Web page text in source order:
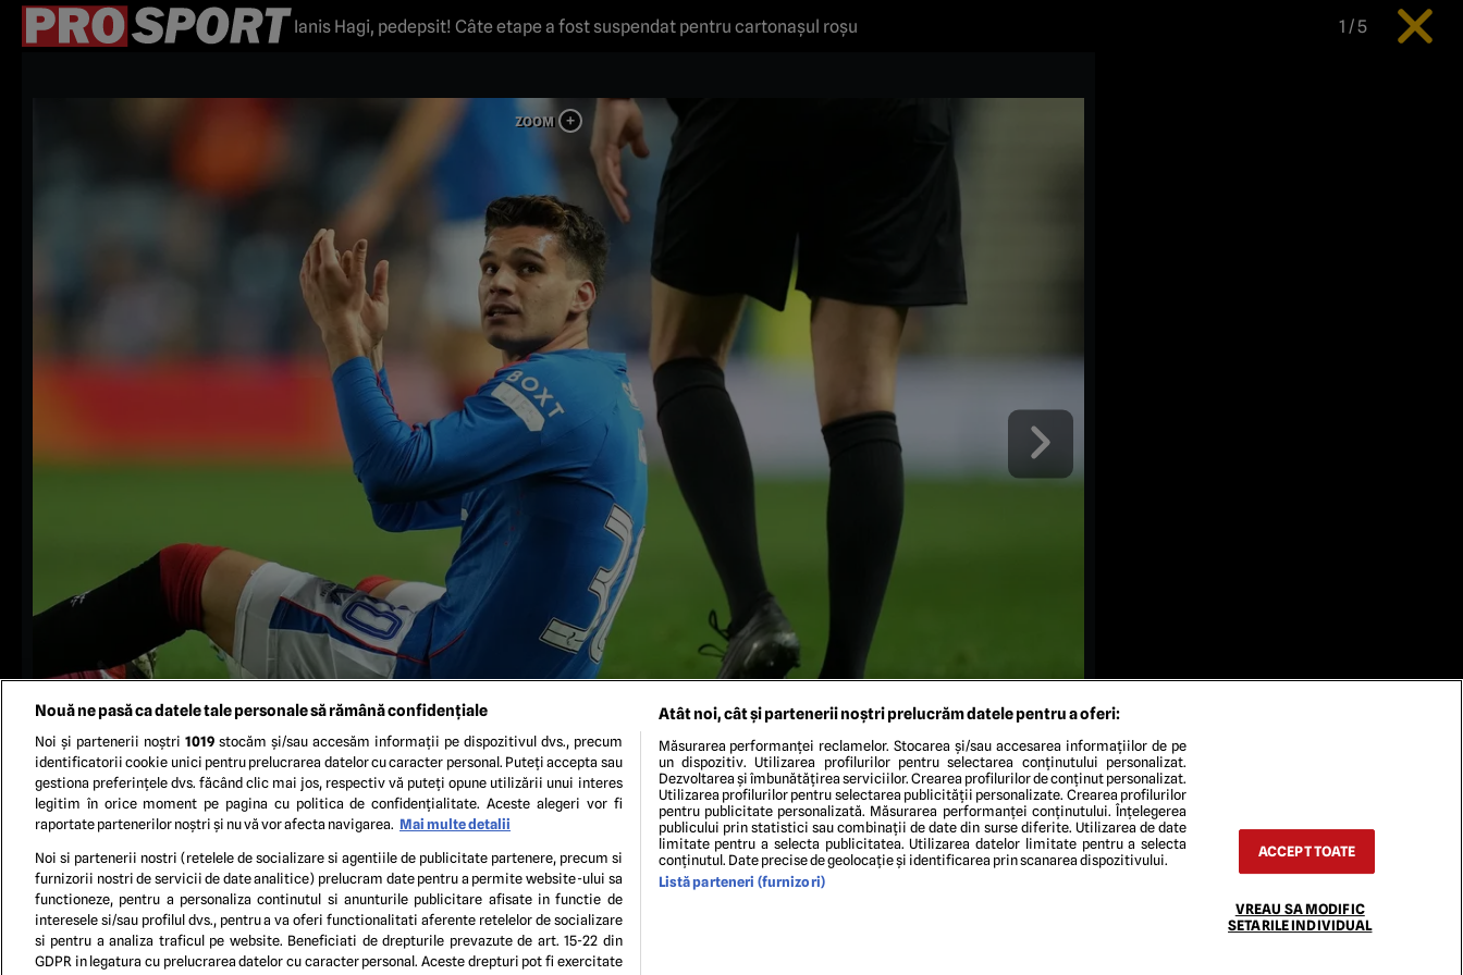
Ianis Hagi, pedepsit! Câte etape a fost suspendat pentru cartonaşul roşu 1 /5
TERMENI ȘI CONDIȚIIPOLITICA DE CONFIDENTIALITATE
Nouă ne pasă ca datele tale personale să rămână confidențiale
Noi și partenerii noștri 1019stocăm și/sau accesăm informații pe dispozitivul dvs., precum
identificatorii cookie unici pentru prelucrarea datelor cu caracter personal. Puteți accepta sau
gestiona preferințele dvs. făcând clic mai jos, respectiv vă puteți opune utilizării unui interes
legitim în orice moment pe pagina cu politica de confidențialitate. Aceste alegeri vor fi
raportate partenerilor noștri și nu vă vor afecta navigarea. Mai multe detalii
Noi si partenerii nostri (retelele de socializare si agentiile de publicitate partenere, precum si
furnizorii nostri de servicii de date analitice) prelucram date pentru a permite website-ului sa
functioneze, pentru a personaliza continutul si anunturile publicitare afisate in functie de
interesele si/sau profilul dvs., pentru a va oferi functionalitati aferente retelelor de socializare
si pentru a analiza traficul pe website. Beneficiati de drepturile prevazute de art. 15-22 din
GDPR in legatura cu prelucrarea datelor cu caracter personal. Aceste drepturi pot fi exercitate
Atât noi, cât și partenerii noștri prelucrăm datele pentru a oferi:
Măsurarea performanței reclamelor. Stocarea și/sau accesarea informațiilor de pe
un dispozitiv. Utilizarea profilurilor pentru selectarea conținutului personalizat.
Dezvoltarea și îmbunătățirea serviciilor. Crearea profilurilor de conținut personalizat.
Utilizarea profilurilor pentru selectarea publicității personalizate. Crearea profilurilor
pentru publicitate personalizată. Măsurarea performanței conținutului. Înțelegerea
publicului prin statistici sau combinații de date din surse diferite. Utilizarea de date
limitate pentru a selecta publicitatea. Utilizarea datelor limitate pentru a selecta
conținutul. Date precise de geolocație și identificarea prin scanarea dispozitivului.
Listă parteneri (furnizori)
ACCEPT TOATE
VREAU SA MODIFIC
SETARILE INDIVIDUAL